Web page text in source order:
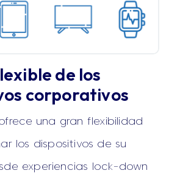
de los
corporativos
una gran flexibilidad
los dispositivos de su
experiencias lock-down